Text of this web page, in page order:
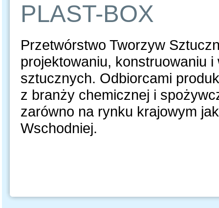
PLAST-BOX
Przetwórstwo Tworzyw
projektowaniu, konstruowaniu
sztucznych. Odbiorcami
z branży chemicznej i
zarówno na rynku krajowym
Wschodniej.